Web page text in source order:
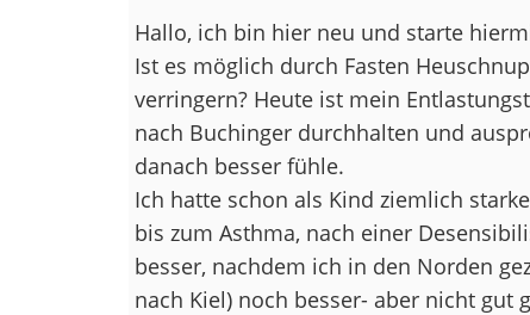
Hallo, ich bin hier neu und starte
Ist es möglich durch Fasten
verringern? Heute ist mein
nach Buchinger durchhalten und
danach besser fühle.
Ich hatte schon als Kind ziemlich
bis zum Asthma, nach einer
besser, nachdem ich in den Norden
nach Kiel) noch besser- aber nicht